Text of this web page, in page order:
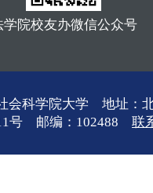
学院校友办微信公众号
会科学院大学 地址：
号 邮编：102488 联